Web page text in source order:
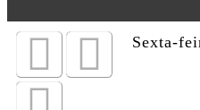
Sexta-